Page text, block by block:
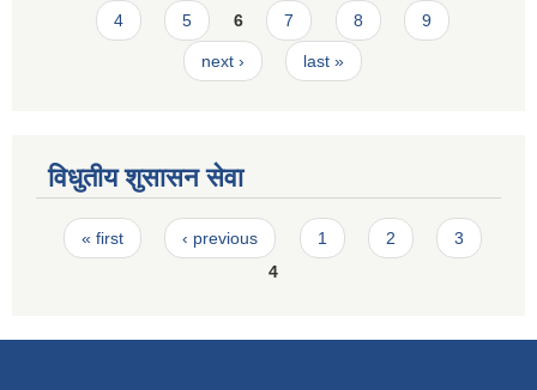
4 5 6 7 8 9
next › last »
विधुतीय शुसासन सेवा
Pages
« first ‹ previous 1 2
3
4